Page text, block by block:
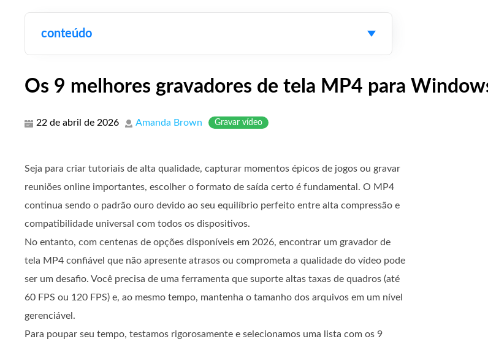
conteúdo
Os 9 melhores gravadores de tela MP4 para
22 de abril de 2026 Amanda Brown Gravar vídeo
Seja para criar tutoriais de alta qualidade, capturar momentos épicos de jogos ou gravar
reuniões online importantes, escolher o formato de saída certo é fundamental. O MP4
continua sendo o padrão ouro devido ao seu equilíbrio perfeito entre alta compressão e
compatibilidade universal com todos os dispositivos.
No entanto, com centenas de opções disponíveis em 2026, encontrar um gravador de
tela MP4 confiável que não apresente atrasos ou comprometa a qualidade do vídeo pode
ser um desafio. Você precisa de uma ferramenta que suporte altas taxas de quadros (até
60 FPS ou 120 FPS) e, ao mesmo tempo, mantenha o tamanho dos arquivos em um nível
gerenciável.
Para poupar seu tempo, testamos rigorosamente e selecionamos uma lista com os 9